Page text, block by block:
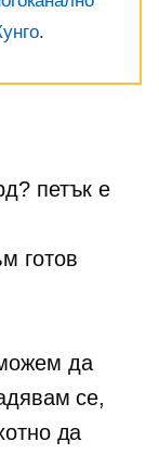
.
петък е
готов
да
се,
да